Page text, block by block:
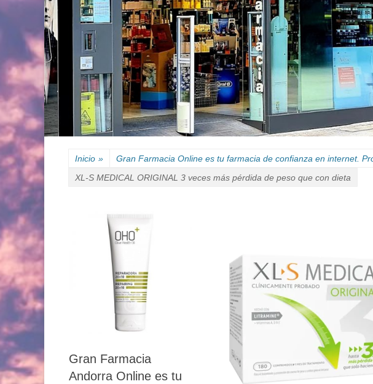
Inicio » Gran Farmacia Online es tu farmacia de confianza en internet.
XL-S MEDICAL ORIGINAL 3 veces más pérdida de peso que con dieta
Gran Farmacia
Andorra Online es tu